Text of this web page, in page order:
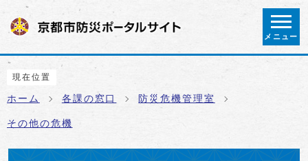
ページの先頭です
メニュー
ここから本文です
現在位置
ホーム 各課の窓口 防災危機管理室
その他の危機